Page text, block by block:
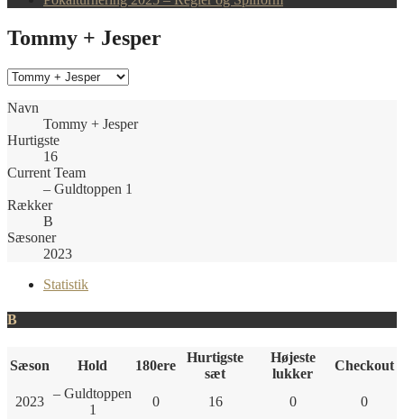
Tommy + Jesper
Navn
Tommy + Jesper
Hurtigste
16
Current Team
– Guldtoppen 1
Rækker
B
Sæsoner
2023
Statistik
B
Sæson Hold 180ere
Hurtigste
sæt
Højeste
lukker
Checkout
2023
– Guldtoppen
1
0 16 0
0